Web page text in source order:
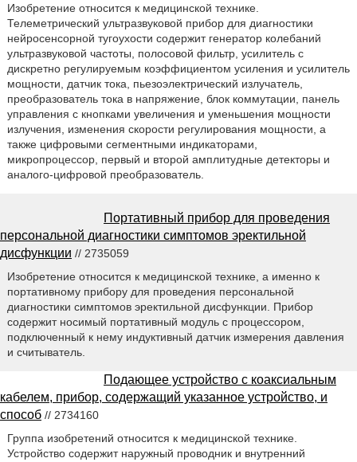
Изобретение относится к медицинской технике.
Телеметрический ультразвуковой прибор для диагностики
нейросенсорной тугоухости содержит генератор колебаний
ультразвуковой частоты, полосовой фильтр, усилитель с
дискретно регулируемым коэффициентом усиления и усилитель
мощности, датчик тока, пьезоэлектрический излучатель,
преобразователь тока в напряжение, блок коммутации, панель
управления с кнопками увеличения и уменьшения мощности
излучения, изменения скорости регулирования мощности, а
также цифровыми сегментными индикаторами,
микропроцессор, первый и второй амплитудные детекторы и
аналого-цифровой преобразователь.
Портативный прибор для проведения
персональной диагностики симптомов эректильной
дисфункции // 2735059
Изобретение относится к медицинской технике, а именно к
портативному прибору для проведения персональной
диагностики симптомов эректильной дисфункции. Прибор
содержит носимый портативный модуль с процессором,
подключенный к нему индуктивный датчик измерения давления
и считыватель.
Подающее устройство с коаксиальным
кабелем, прибор, содержащий указанное устройство, и
способ // 2734160
Группа изобретений относится к медицинской технике.
Устройство содержит наружный проводник и внутренний